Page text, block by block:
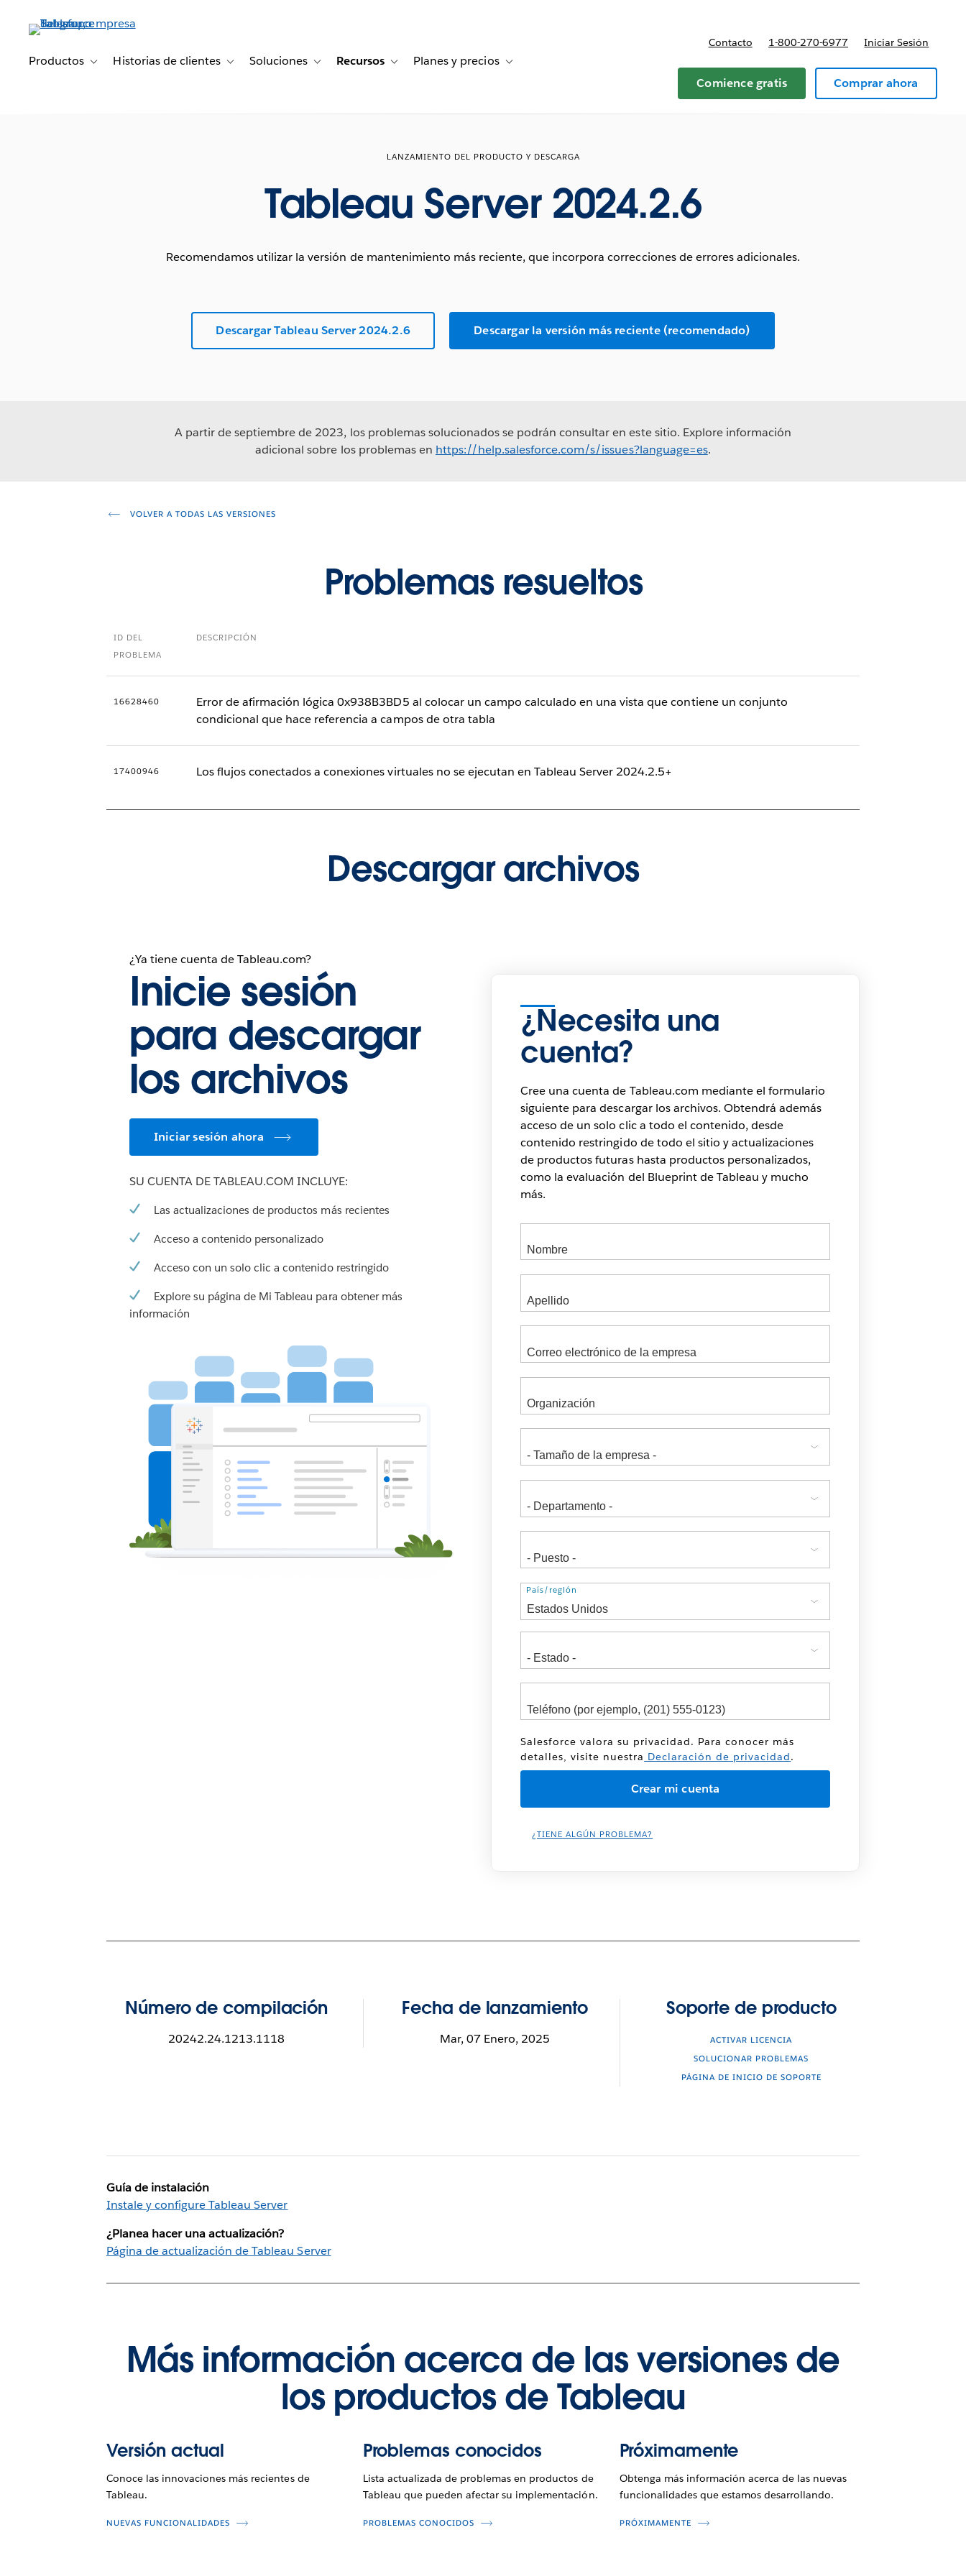
principalProductos Toggle sub-navigation for Productos
Historias de clientes Toggle sub-navigation for Historias de clientes
Soluciones Toggle sub-navigation for Soluciones
Recursos Toggle sub-navigation for Recursos
Planes y precios Toggle sub-navigation for Planes y precios
Contacto 1-800-270-6977 Iniciar Sesión
Comience gratis Comprar ahora
LANZAMIENTO DEL PRODUCTO Y DESCARGA
Tableau Server 2024.2.6
Recomendamos utilizar la versión de mantenimiento más reciente, que incorpora correcciones de errores adicionales.
Descargar Tableau Server 2024.2.6 Descargar la versión más reciente (recomendado)
A partir de septiembre de 2023, los problemas solucionados se podrán consultar en este sitio. Explore información
adicional sobre los problemas en https://help.salesforce.com/s/issues?language=es.
VOLVER A TODAS LAS VERSIONES
Problemas resueltos
ID DEL
PROBLEMA
DESCRIPCIÓN
16628460
Error de afirmación lógica 0x938B3BD5 al colocar un campo calculado en una vista que contiene un conjunto
condicional que hace referencia a campos de otra tabla
17400946 Los flujos conectados a conexiones virtuales no se ejecutan en Tableau Server 2024.2.5+
Descargar archivos
¿Ya tiene cuenta de Tableau.com?
Inicie sesión
para descargar
los archivos
Iniciar sesión ahora
SU CUENTA DE TABLEAU.COM INCLUYE:
Las actualizaciones de productos más recientes
Acceso a contenido personalizado
Acceso con un solo clic a contenido restringido
Explore su página de Mi Tableau para obtener más
información
¿Necesita una
cuenta?
Cree una cuenta de Tableau.com mediante el formulario
siguiente para descargar los archivos. Obtendrá además
acceso de un solo clic a todo el contenido, desde
contenido restringido de todo el sitio y actualizaciones
de productos futuras hasta productos personalizados,
como la evaluación del Blueprint de Tableau y mucho
más.
Dirección
País/región
Salesforce valora su privacidad. Para conocer más
detalles, visite nuestra Declaración de privacidad.
¿TIENE ALGÚN PROBLEMA?
Número de compilación
20242.24.1213.1118
Fecha de lanzamiento
Mar, 07 Enero, 2025
Soporte de producto
ACTIVAR LICENCIA
SOLUCIONAR PROBLEMAS
PÁGINA DE INICIO DE SOPORTE
Guía de instalación
Instale y configure Tableau Server
¿Planea hacer una actualización?
Página de actualización de Tableau Server
Más información acerca de las versiones de
los productos de Tableau
Versión actual
Conoce las innovaciones más recientes de
Tableau.
NUEVAS FUNCIONALIDADES
Problemas conocidos
Lista actualizada de problemas en productos de
Tableau que pueden afectar su implementación.
PROBLEMAS CONOCIDOS
Próximamente
Obtenga más información acerca de las nuevas
funcionalidades que estamos desarrollando.
PRÓXIMAMENTE